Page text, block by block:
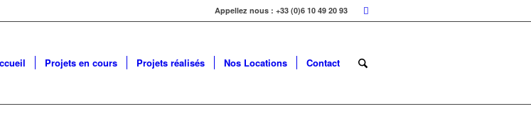
Appellez nous : +33 (0)6 10 49 20 93
Projets en cours Projets réalisés Nos Locations Contact